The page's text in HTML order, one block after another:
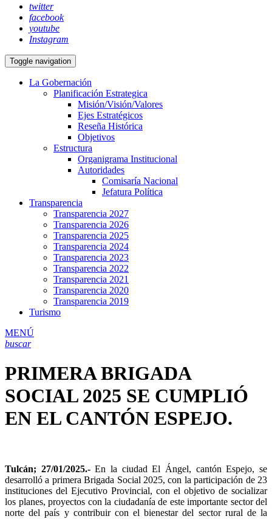
twitter
facebook
youtube
Instagram
Toggle navigation
La Gobernación
Planificación Estrategica
Misión/Visión/Valores
Ejes Estratégicos
Reseña Histórica
Objetivos
Estructura
Organigrama Institucional
Autoridades
Comisaría Nacional
Jefatura Política
Transparencia
Transparencia 2027
Transparencia 2026
Transparencia 2025
Transparencia 2024
Transparencia 2023
Transparencia 2022
Transparencia 2021
Transparencia 2020
Transparencia 2019
Turismo
MENÚ
buscar
PRIMERA BRIGADA
SOCIAL 2025 SE CUMPLIÓ
EN EL CANTÓN ESPEJO.
Tulcán; 27/01/2025.-En la ciudad El Ángel, cantón Espejo, se
desarrolló a primera Brigada Social 2025, con la participación de 23
instituciones del Ejecutivo Provincial, con el objetivo de socializar
los planes, proyectos con la ciudadanía de este importante sector del
norte del país y contribuir con el bienestar del sector rural de la